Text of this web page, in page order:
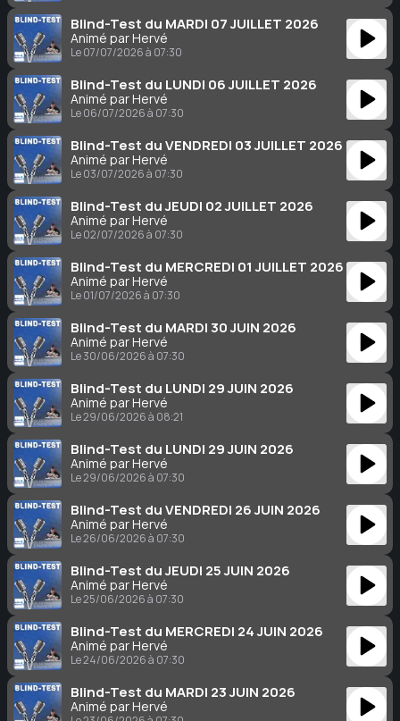
Blind-Test du MARDI 07 JUILLET 2026
Animé par Hervé
Le 07/07/2026 à 07:30
Blind-Test du LUNDI 06 JUILLET 2026
Animé par Hervé
Le 06/07/2026 à 07:30
Blind-Test du VENDREDI 03 JUILLET 2026
Animé par Hervé
Le 03/07/2026 à 07:30
Blind-Test du JEUDI 02 JUILLET 2026
Animé par Hervé
Le 02/07/2026 à 07:30
Blind-Test du MERCREDI 01 JUILLET 2026
Animé par Hervé
Le 01/07/2026 à 07:30
Blind-Test du MARDI 30 JUIN 2026
Animé par Hervé
Le 30/06/2026 à 07:30
Blind-Test du LUNDI 29 JUIN 2026
Animé par Hervé
Le 29/06/2026 à 08:21
Blind-Test du LUNDI 29 JUIN 2026
Animé par Hervé
Le 29/06/2026 à 07:30
Blind-Test du VENDREDI 26 JUIN 2026
Animé par Hervé
Le 26/06/2026 à 07:30
Blind-Test du JEUDI 25 JUIN 2026
Animé par Hervé
Le 25/06/2026 à 07:30
Blind-Test du MERCREDI 24 JUIN 2026
Animé par Hervé
Le 24/06/2026 à 07:30
Blind-Test du MARDI 23 JUIN 2026
Animé par Hervé